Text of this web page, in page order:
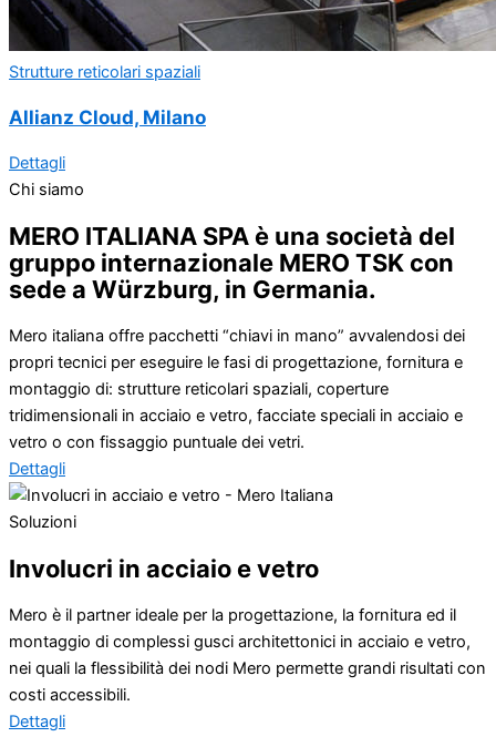
Strutture reticolari spaziali
Allianz Cloud, Milano
Dettagli
Chi siamo
MERO ITALIANA SPA è una società del
gruppo internazionale MERO TSK con
sede a Würzburg, in Germania.
Mero italiana offre pacchetti “chiavi in mano” avvalendosi dei
propri tecnici per eseguire le fasi di progettazione, fornitura e
montaggio di: strutture reticolari spaziali, coperture
tridimensionali in acciaio e vetro, facciate speciali in acciaio e
vetro o con fissaggio puntuale dei vetri.
Dettagli
Soluzioni
Involucri in acciaio e vetro
Mero è il partner ideale per la progettazione, la fornitura ed il
montaggio di complessi gusci architettonici in acciaio e vetro,
nei quali la flessibilità dei nodi Mero permette grandi risultati con
costi accessibili.
Dettagli